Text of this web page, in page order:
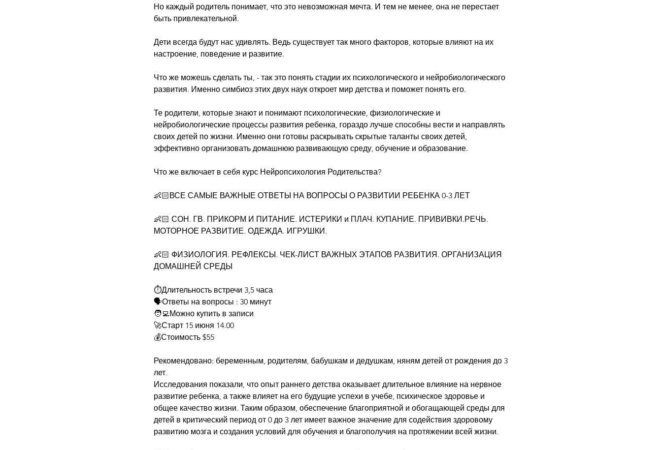
Но каждый родитель понимает, что это невозможная мечта. И тем не менее, она не перестает
быть привлекательной.
Дети всегда будут нас удивлять. Ведь существует так много факторов, которые влияют на их
настроение, поведение и развитие.
Что же можешь сделать ты, - так это понять стадии их психологического и нейробиологического
развития. Именно симбиоз этих двух наук откроет мир детства и поможет понять его.
Те родители, которые знают и понимают психологические, физиологические и
нейробиологические процессы развития ребенка, гораздо лучше способны вести и направлять
своих детей по жизни. Именно они готовы раскрывать скрытые таланты своих детей,
эффективно организовать домашнюю развивающую среду, обучение и образование.
Что же включает в себя курс Нейропсихология Родительства?
👶🏻ВСЕ САМЫЕ ВАЖНЫЕ ОТВЕТЫ НА ВОПРОСЫ О РАЗВИТИИ РЕБЕНКА 0-3 ЛЕТ
👶🏻 СОН. ГВ. ПРИКОРМ И ПИТАНИЕ. ИСТЕРИКИ и ПЛАЧ. КУПАНИЕ. ПРИВИВКИ.РЕЧЬ.
МОТОРНОЕ РАЗВИТИЕ. ОДЕЖДА. ИГРУШКИ.
👶🏻 ФИЗИОЛОГИЯ. РЕФЛЕКСЫ. ЧЕК-ЛИСТ ВАЖНЫХ ЭТАПОВ РАЗВИТИЯ. ОРГАНИЗАЦИЯ
ДОМАШНЕЙ СРЕДЫ
⏱️Длительность встречи 3,5 часа
🗣️Ответы на вопросы : 30 минут
🧑‍💻Можно купить в записи
🚀Старт 15 июня 14.00
💰Стоимость $55
Рекомендовано: беременным, родителям, бабушкам и дедушкам, няням детей от рождения до 3
лет.
Исследования показали, что опыт раннего детства оказывает длительное влияние на нервное
развитие ребенка, а также влияет на его будущие успехи в учебе, психическое здоровье и
общее качество жизни. Таким образом, обеспечение благоприятной и обогащающей среды для
детей в критический период от 0 до 3 лет имеет важное значение для содействия здоровому
развитию мозга и создания условий для обучения и благополучия на протяжении всей жизни.